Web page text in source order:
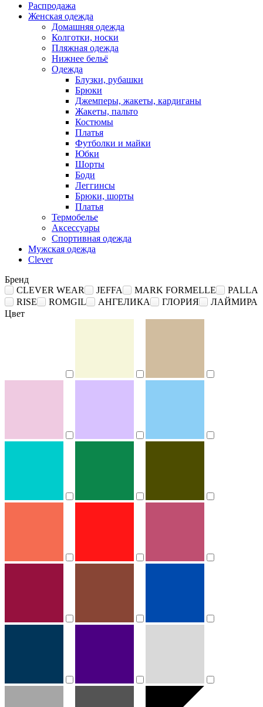
Распродажа
Женская одежда
Домашняя одежда
Колготки, носки
Пляжная одежда
Нижнее бельё
Одежда
Блузки, рубашки
Брюки
Джемперы, жакеты, кардиганы
Жакеты, пальто
Костюмы
Платья
Футболки и майки
Юбки
Шорты
Боди
Леггинсы
Брюки, шорты
Платья
Термобелье
Аксессуары
Спортивная одежда
Мужская одежда
Clever
Бренд
CLEVER WEAR
JEFFA MARK FORMELLE
PALLA
RISE
ROMGIL АНГЕЛИКА ГЛОРИЯ
ЛАЙМИРА
Цвет